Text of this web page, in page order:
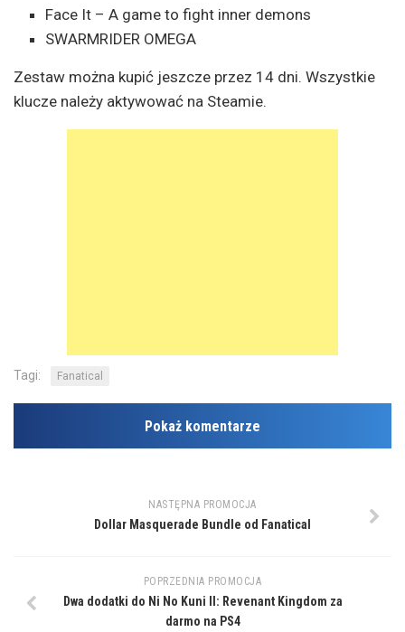
Face It – A game to fight inner demons
SWARMRIDER OMEGA
Zestaw można kupić jeszcze przez 14 dni. Wszystkie
klucze należy aktywować na Steamie.
Tagi: Fanatical
Pokaż komentarze
NASTĘPNA PROMOCJA
Dollar Masquerade Bundle od Fanatical
POPRZEDNIA PROMOCJA
Dwa dodatki do Ni No Kuni II: Revenant Kingdom za
darmo na PS4